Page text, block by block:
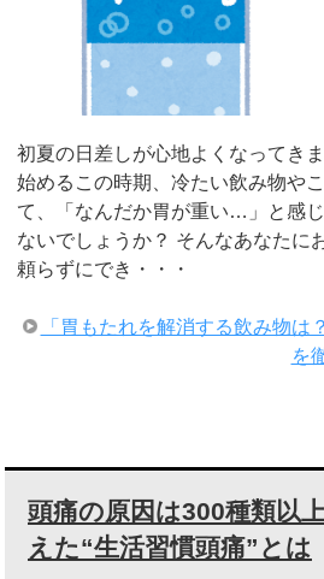
初夏の日差しが心地よくなってき
始めるこの時期、冷たい飲み物や
て、「なんだか胃が重い…」と感
ないでしょうか？ そんなあなたに
頼らずにでき・・・
「胃もたれを解消する飲み物は
を
頭痛の原因は300種類以
えた“生活習慣頭痛”とは